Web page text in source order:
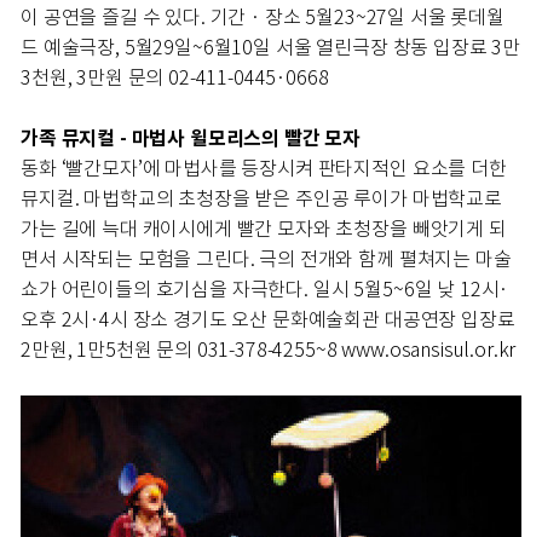
이 공연을 즐길 수 있다. 기간 · 장소 5월23~27일 서울 롯데월
드 예술극장, 5월29일~6월10일 서울 열린극장 창동 입장료 3만
3천원, 3만원 문의 02-411-0445·0668
가족 뮤지컬 - 마법사 윌모리스의 빨간 모자
동화 ‘빨간모자’에 마법사를 등장시켜 판타지적인 요소를 더한
뮤지컬. 마법학교의 초청장을 받은 주인공 루이가 마법학교로
가는 길에 늑대 캐이시에게 빨간 모자와 초청장을 빼앗기게 되
면서 시작되는 모험을 그린다. 극의 전개와 함께 펼쳐지는 마술
쇼가 어린이들의 호기심을 자극한다. 일시 5월5~6일 낮 12시·
오후 2시·4시 장소 경기도 오산 문화예술회관 대공연장 입장료
2만원, 1만5천원 문의 031-378-4255~8 www.osansisul.or.kr